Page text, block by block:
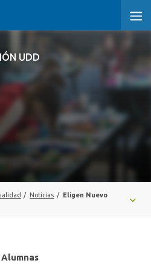
UDD
UDD
/ Noticias /
Eligen Nuevo